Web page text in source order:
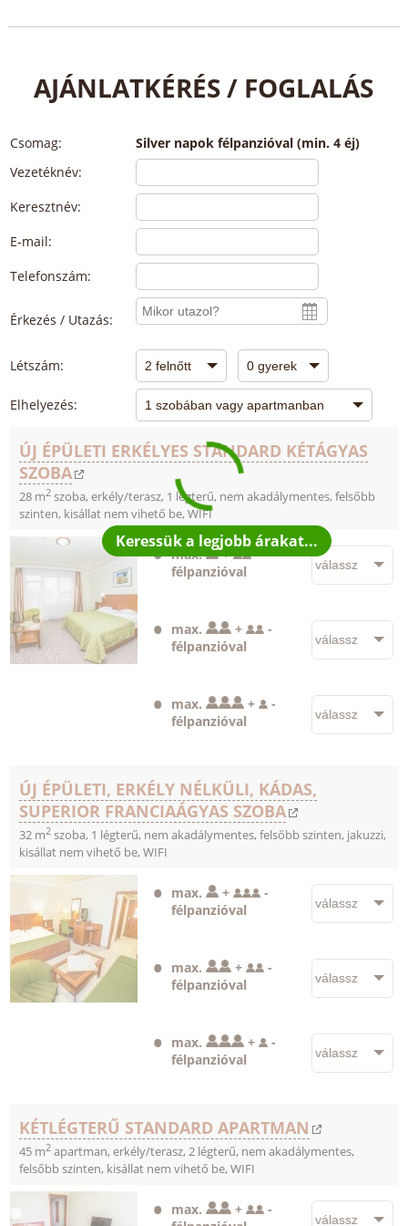
AJÁNLATKÉRÉS / FOGLALÁS
Csomag:
Silver napok félpanzióval (min. 4 éj)
Vezetéknév:
Keresztnév:
E-mail:
Telefonszám:
Érkezés / Utazás:
Létszám:
Elhelyezés:
ÚJ ÉPÜLETI ERKÉLYES STANDARD KÉTÁGYAS
SZOBA
28 m2szoba, erkély/terasz, 1 légterű, nem akadálymentes, felsőbb
szinten, kisállat nem vihető be, WIFI
max. +
-
félpanzióval
max. +
-
félpanzióval
max. +
-
félpanzióval
ÚJ ÉPÜLETI, ERKÉLY NÉLKÜLI, KÁDAS,
SUPERIOR FRANCIAÁGYAS SZOBA
32 m2szoba, 1 légterű, nem akadálymentes, felsőbb szinten, jakuzzi,
kisállat nem vihető be, WIFI
max. +
-
félpanzióval
max. +
-
félpanzióval
max. +
-
félpanzióval
KÉTLÉGTERŰ STANDARD APARTMAN
45 m2apartman, erkély/terasz, 2 légterű, nem akadálymentes,
felsőbb szinten, kisállat nem vihető be, WIFI
max. +
-